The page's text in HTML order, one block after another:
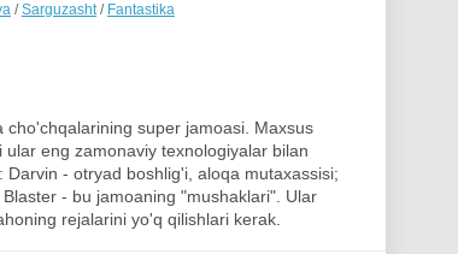
/Sarguzasht/ Fantastika
cho'chqalarining super jamoasi. Maxsus
eng zamonaviy texnologiyalar bilan
- otryad boshlig'i, aloqa mutaxassisi;
- bu jamoaning "mushaklari". Ular
rejalarini yo'q qilishlari kerak.